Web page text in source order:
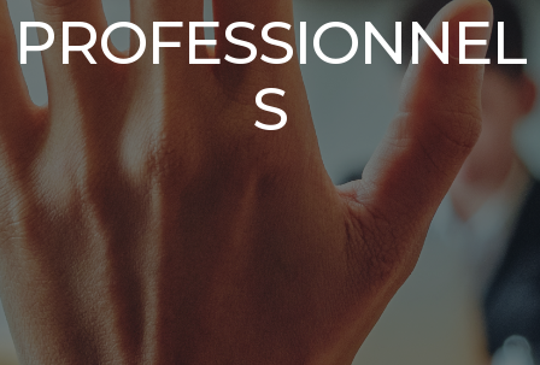
PROFESSIONNEL
S